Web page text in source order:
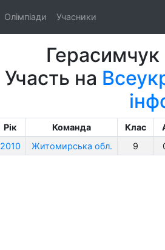
Олімпіади Учасники
Герасимчук
Участь на
Рік Команда Клас
2010 Житомирська обл. 9